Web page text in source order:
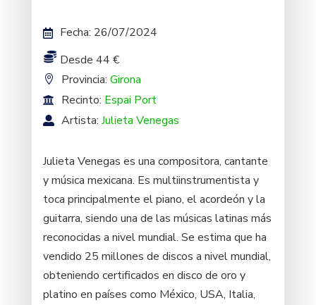
Fecha: 26/07/2024
Desde 44 €
Provincia: Girona
Recinto: Espai Port
Artista: Julieta Venegas
Julieta Venegas es una compositora, cantante
y música mexicana. Es multiinstrumentista y
toca principalmente el piano, el acordeón y la
guitarra, siendo una de las músicas latinas más
reconocidas a nivel mundial. Se estima que ha
vendido 25 millones de discos a nivel mundial,
obteniendo certificados en disco de oro y
platino en países como México, USA, Italia,